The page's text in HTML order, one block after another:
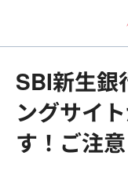
SBI新生銀
ングサイ
す！ご注意